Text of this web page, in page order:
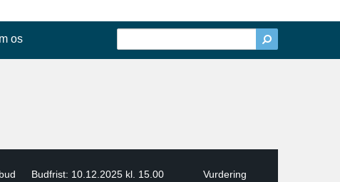
os
Budfrist: 10.12.2025 kl. 15.00
Vurdering